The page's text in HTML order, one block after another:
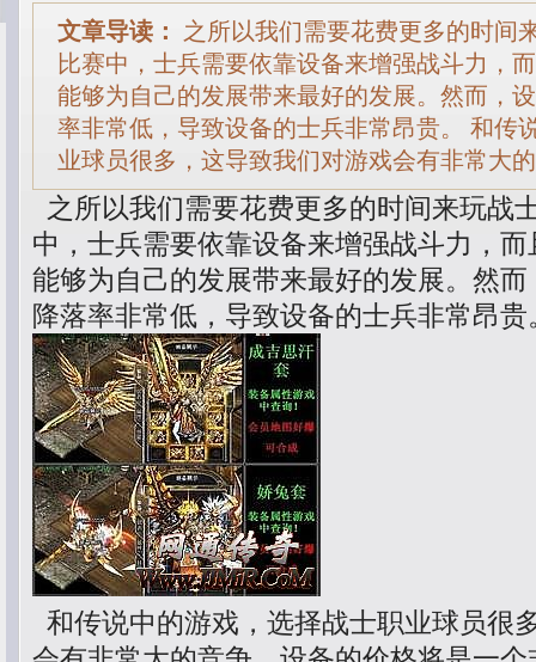
文章导读：
之所以我们需要花费更多的时间
比赛中，士兵需要依靠设备来增强战斗力，
能够为自己的发展带来最好的发展。然而，
率非常低，导致设备的士兵非常昂贵。 和传
业球员很多，这导致我们对游戏会有非常大
之所以我们需要花费更多的时间来玩战
中，士兵需要依靠设备来增强战斗力，
能够为自己的发展带来最好的发展。然
降落率非常低，导致设备的士兵非常昂贵
和传说中的游戏，选择战士职业球员很